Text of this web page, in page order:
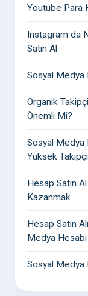
Youtube Para
Instagram da
Satın Al
Sosyal Medya
Organik
Önemli Mi?
Sosyal Medya
Yüksek
Hesap Satın
Kazanmak
Hesap Satın
Medya
Sosyal Medya